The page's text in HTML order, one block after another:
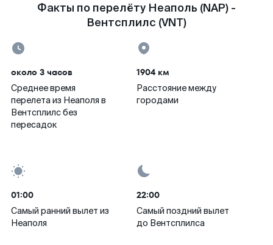
Факты по перелёту Неаполь (NAP) -
Вентсплилс (VNT)
около 3 часов
Среднее время
перелета из Неаполя в
Вентсплилс без
пересадок
1904 км
Расстояние между
городами
01:00
Самый ранний вылет из
Неаполя
22:00
Самый поздний вылет
до Вентсплилса